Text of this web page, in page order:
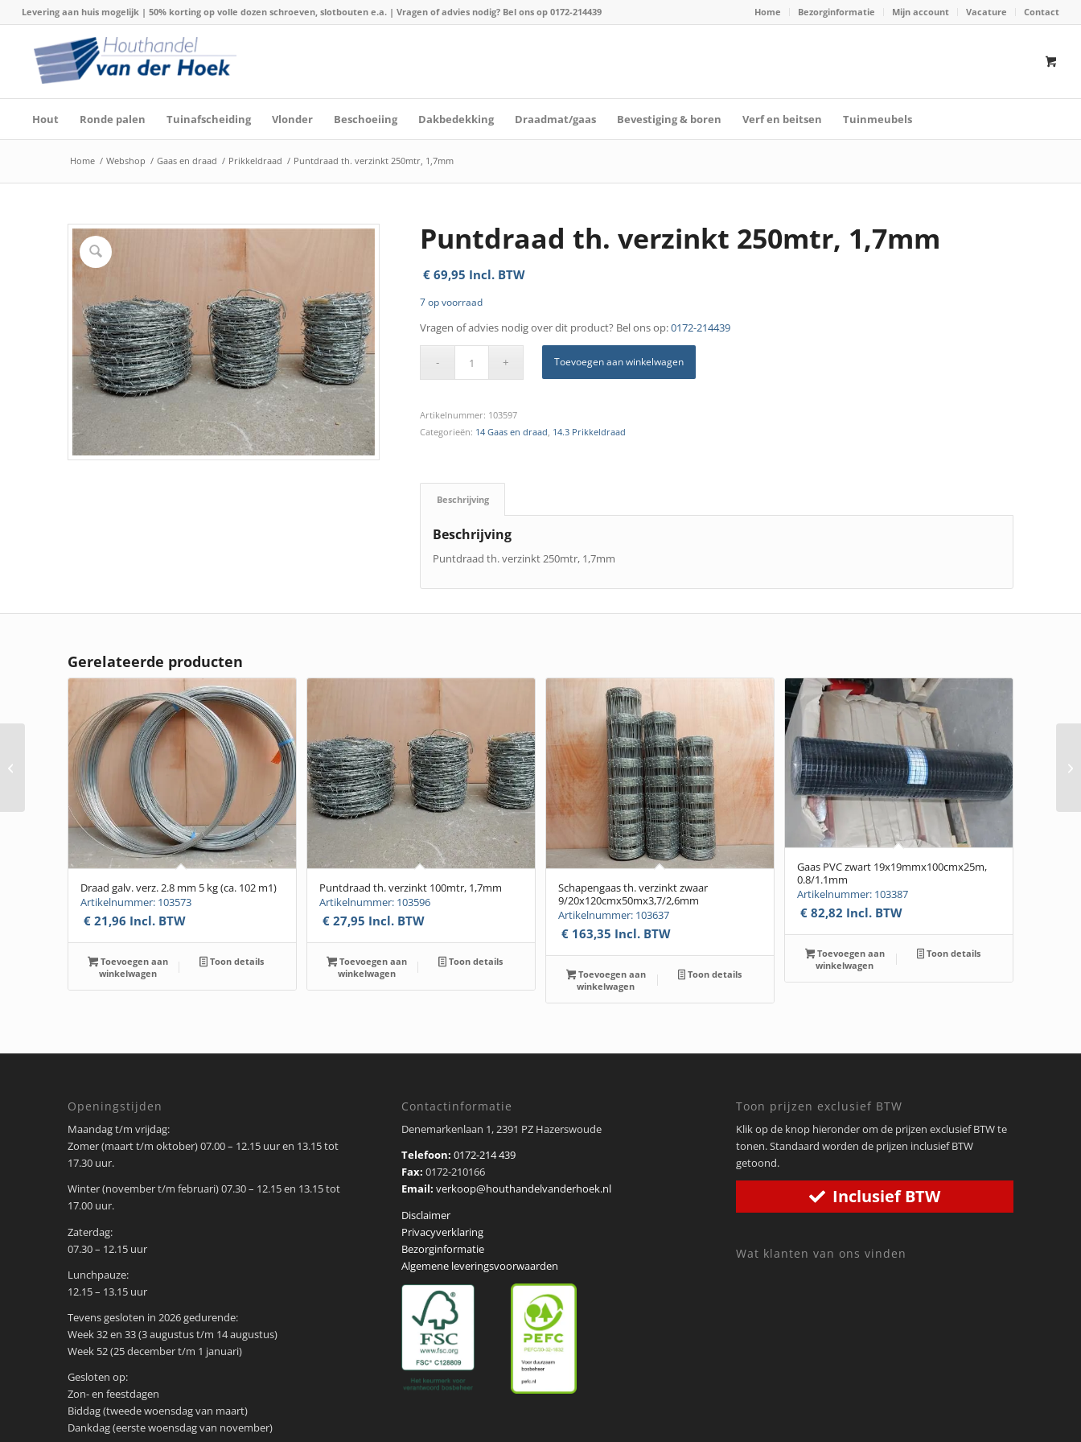
Home Bezorginformatie Mijn account Vacature Contact
Levering aan huis mogelijk | 50% korting op volle dozen schroeven, slotbouten e.a. | Vragen of advies nodig? Bel ons op 0172-214439
Hout Ronde palen Tuinafscheiding Vlonder Beschoeiing Dakbedekking Draadmat/gaas Bevestiging & boren Verf en beitsen Tuinmeubels
Home / Webshop / Gaas en draad / Prikkeldraad / Puntdraad th. verzinkt 250mtr, 1,7mm
Puntdraad th. verzinkt 250mtr, 1,7mm
€69,95 Incl. BTW
7 op voorraad
Vragen of advies nodig over dit product? Bel ons op:0172-214439
Toevoegen aan winkelwagen
Artikelnummer: 103597
Categorieën: 14 Gaas en draad, 14.3 Prikkeldraad
Beschrijving
Beschrijving
Puntdraad th. verzinkt 250mtr, 1,7mm
Gerelateerde producten
Draad galv. verz. 2.8 mm 5 kg (ca. 102 m1)
Artikelnummer: 103573
€21,96 Incl. BTW
Toevoegen aan
winkelwagen
Toon details
Puntdraad th. verzinkt 100mtr, 1,7mm
Artikelnummer: 103596
€27,95 Incl. BTW
Toevoegen aan
winkelwagen
Toon details
Schapengaas th. verzinkt zwaar
9/20x120cmx50mx3,7/2,6mm
Artikelnummer: 103637
€163,35 Incl. BTW
Toevoegen aan
winkelwagen
Toon details
Gaas PVC zwart 19x19mmx100cmx25m,
0.8/1.1mm
Artikelnummer: 103387
€82,82 Incl. BTW
Toevoegen aan
winkelwagen
Toon details
Openingstijden
Maandag t/m vrijdag:
Zomer (maart t/m oktober) 07.00 – 12.15 uur en 13.15 tot
17.30 uur.
Winter (november t/m februari) 07.30 – 12.15 en 13.15 tot
17.00 uur.
Zaterdag:
07.30 – 12.15 uur
Lunchpauze:
12.15 – 13.15 uur
Tevens gesloten in 2026 gedurende:
Week 32 en 33 (3 augustus t/m 14 augustus)
Week 52 (25 december t/m 1 januari)
Gesloten op:
Zon- en feestdagen
Biddag (tweede woensdag van maart)
Dankdag (eerste woensdag van november)
Contactinformatie
Denemarkenlaan 1, 2391 PZ Hazerswoude
Telefoon:0172-214 439
Fax:0172-210166
Email: verkoop@houthandelvanderhoek.nl
Disclaimer
Privacyverklaring
Bezorginformatie
Algemene leveringsvoorwaarden
Toon prijzen exclusief BTW
Klik op de knop hieronder om de prijzen exclusief BTW te
tonen. Standaard worden de prijzen inclusief BTW
getoond.
Inclusief BTW
Wat klanten van ons vinden
Schapengaas th. verzinkt
9/18x100cmx50mx3,7/2,6mm